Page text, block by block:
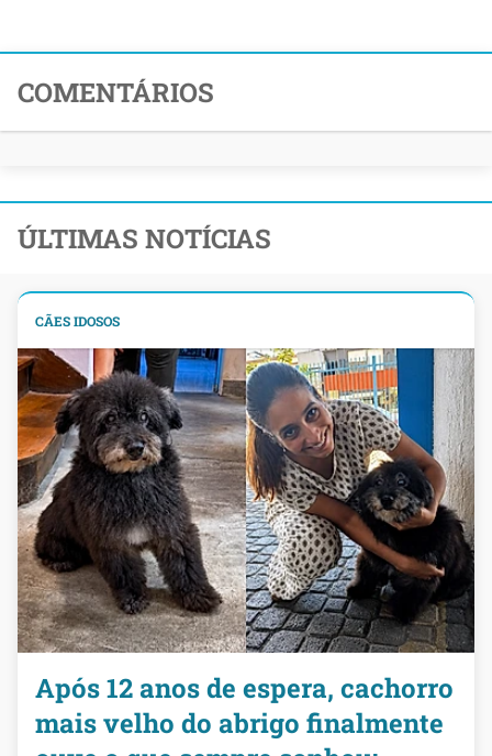
COMENTÁRIOS
ÚLTIMAS NOTÍCIAS
CÃES IDOSOS
Após 12 anos de espera, cachorro
mais velho do abrigo finalmente